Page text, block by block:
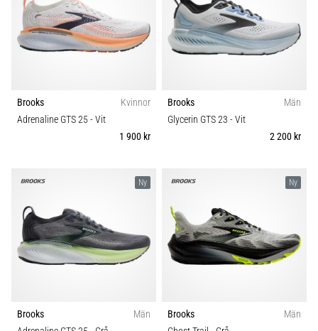
Brooks
Kvinnor
Adrenaline GTS 25- Vit
1 900 kr
Brooks
Män
Glycerin GTS 23 - Vit
2 200 kr
Ny
Brooks
Män
Ny
Brooks
Män